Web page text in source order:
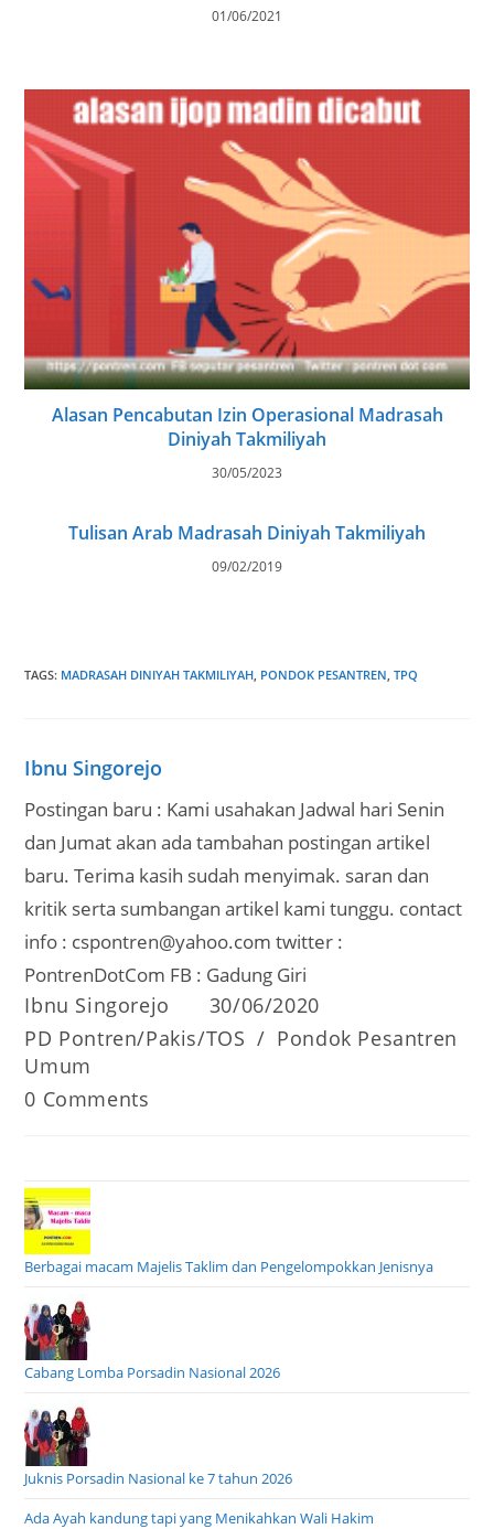
01/06/2021
Alasan Pencabutan Izin Operasional Madrasah
Diniyah Takmiliyah
30/05/2023
Tulisan Arab Madrasah Diniyah Takmiliyah
09/02/2019
TAGS: MADRASAH DINIYAH TAKMILIYAH PONDOK PESANTREN TPQ
Ibnu Singorejo
Postingan baru : Kami usahakan Jadwal hari Senin
dan Jumat akan ada tambahan postingan artikel
baru. Terima kasih sudah menyimak. saran dan
kritik serta sumbangan artikel kami tunggu. contact
info : cspontren@yahoo.com twitter :
PontrenDotCom FB : Gadung Giri
Post
Ibnu Singorejo
Post
30/06/2020
Post
category:
PD Pontren/Pakis/TOS / Pondok Pesantren
Umum
Post
0 Comments
Berbagai macam Majelis Taklim dan Pengelompokkan Jenisnya
Cabang Lomba Porsadin Nasional 2026
Juknis Porsadin Nasional ke 7 tahun 2026
Ada Ayah kandung tapi yang Menikahkan Wali Hakim